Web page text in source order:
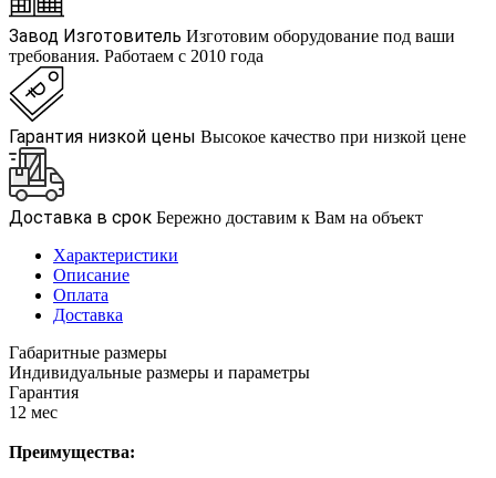
Завод Изготовитель Изготовим оборудование под ваши
требования. Работаем с 2010 года
Гарантия низкой цены Высокое качество при низкой цене
Доставка в срок Бережно доставим к Вам на объект
Характеристики
Описание
Оплата
Доставка
Габаритные размеры
Индивидуальные размеры и параметры
Гарантия
12 мес
Преимущества: